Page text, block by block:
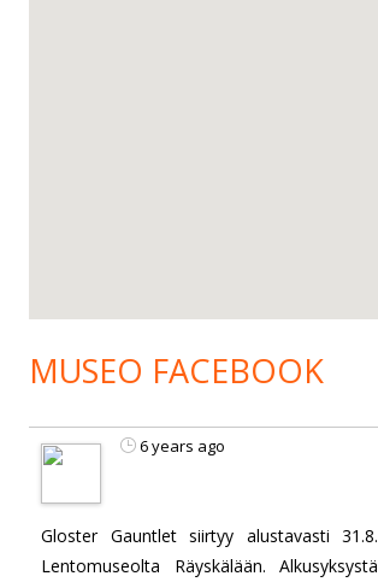
MUSEO FACEBOOK
6 years ago
Gloster Gauntlet siirtyy alustavasti 31.8.
Lentomuseolta Räyskälään. Alkusyksystä